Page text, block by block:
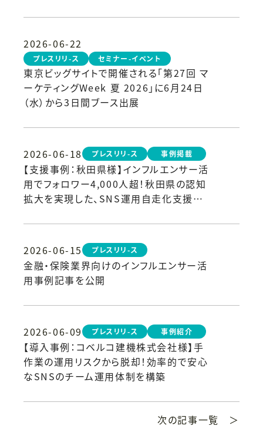
2026-06-22
プレスリリ-ス セミナー-イベント
東京ビッグサイトで開催される「第27回 マ
ーケティングWeek 夏 2026」に6月24日
（水）から3日間ブース出展
2026-06-18 プレスリリ-ス 事例掲載
【支援事例：秋田県様】インフルエンサー活
用でフォロワー4,000人超！秋田県の認知
拡大を実現した、SNS運用自走化支援の
2026-06-15 プレスリリ-ス
金融・保険業界向けのインフルエンサー活
用事例記事を公開
2026-06-09 プレスリリ-ス 事例紹介
【導入事例：コベルコ建機株式会社様】手
作業の運用リスクから脱却！効率的で安心
なSNSのチーム運用体制を構築
次の記事一覧 ＞